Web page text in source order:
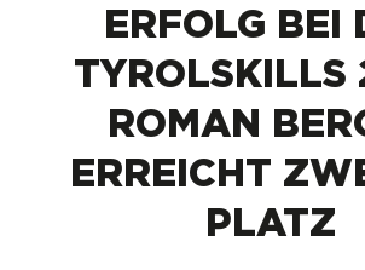
ERFOLG BEI
TYROLSKILLS
ROMAN
ERREICHT
PLATZ